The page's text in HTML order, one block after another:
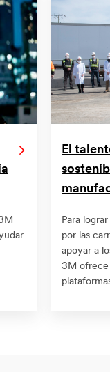
El
Para
por las
apoyar a
3M ofrece